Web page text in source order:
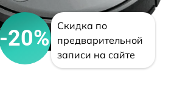
-20%
Скидка по
предварительной
записи на сайте